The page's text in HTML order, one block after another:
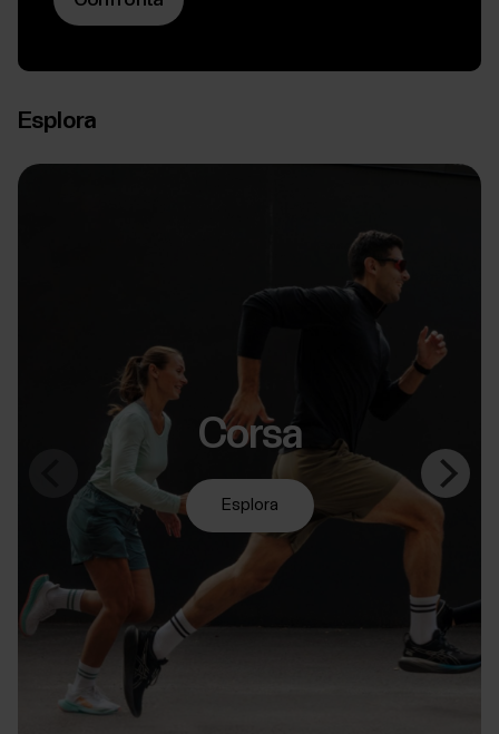
Esplora
Corsa
Esplora